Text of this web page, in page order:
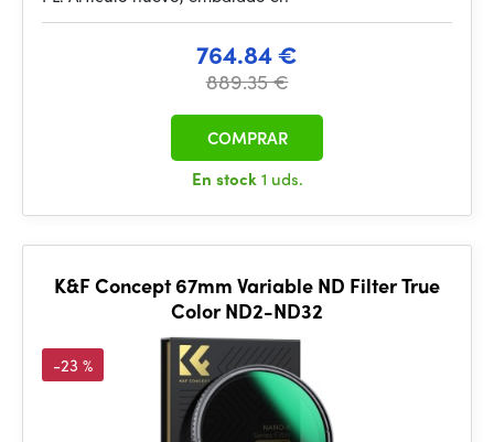
764.84 €
889.35 €
En stock1 uds.
COMPRAR
K&F Concept 67mm Variable ND Filter True
Color ND2-ND32
-23 %